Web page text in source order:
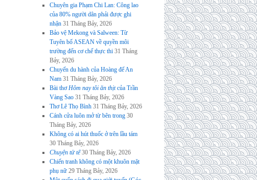
Chuyên gia Phạm Chi Lan: Công lao
của 80% người dân phải được ghi
nhận 31 Tháng Bảy, 2026
Bảo vệ Mekong và Salween: Từ
Tuyên bố ASEAN về quyền môi
trường đến cơ chế thực thi 31 Tháng
Bảy, 2026
Chuyến du hành của Hoàng đế An
Nam 31 Tháng Bảy, 2026
Bài thơHôm nay tôi ăn thịtcủa Trần
Vàng Sao 31 Tháng Bảy, 2026
Thơ Lê Thọ Bình 31 Tháng Bảy, 2026
Cánh cửa luôn mở từ bên trong 30
Tháng Bảy, 2026
Không có ai hút thuốc ở trên lầu tám
30 Tháng Bảy, 2026
Chuyện tử tế 30 Tháng Bảy, 2026
Chiến tranh không có một khuôn mặt
phụ nữ 29 Tháng Bảy, 2026